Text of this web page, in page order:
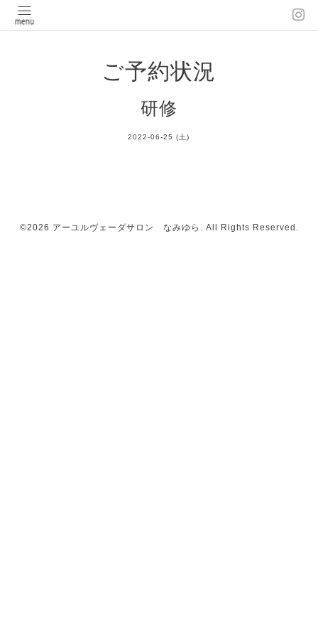
ご予約状況
研修
2022-06-25 (土)
©2026 アーユルヴェーダサロン なみゆら . All Rights Reserved.